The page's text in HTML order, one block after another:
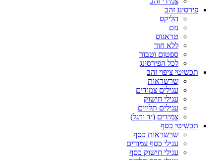
פירסינג זהב
הליקס
נזם
טראגוס
ללא חור
ספטום וטבור
לכל הפירסינג
תכשיטי ציפוי זהב
שרשראות
עגילים צמודים
עגילי חישוק
עגילים תלויים
צמידים (יד ורגל)
תכשיטי כסף
שרשראות כסף
עגילי כסף צמודים
עגילי חישוק כסף